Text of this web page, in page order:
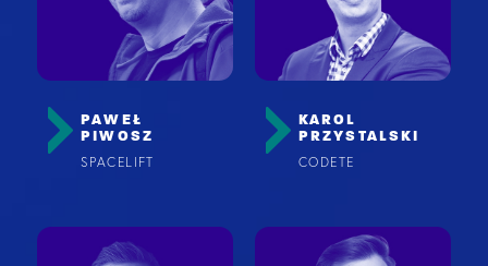
PAWEŁ
PIWOSZ
SPACELIFT
KAROL
PRZYSTALSKI
CODETE